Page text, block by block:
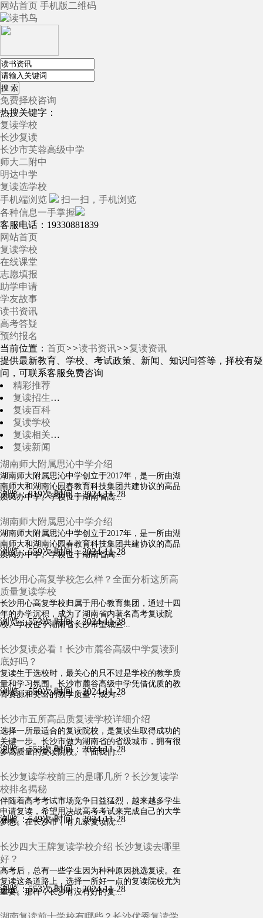
网站首页 手机版 二维码
免费择校咨询
热搜关键字：
复读学校
长沙复读
长沙市芙蓉高级中学
师大二附中
明达中学
复读选学校
手机端浏览
扫一扫，手机浏览
各种信息一手掌握
客服电话：19330881839
网站首页
复读学校
在线课堂
志愿填报
助学申请
学友故事
读书资讯
高考答疑
预约报名
当前位置： 首页>>读书资讯>>复读资讯
提供最新教育、学校、考试政策、新闻、知识问答等，择校有疑
问，可联系客服免费咨询
精彩推荐
复读招生简章
复读百科
复读学校
复读相关资讯
复读新闻
湖南师大附属思沁中学介绍
湖南师大附属思沁中学创立于2017年，是一所由湖
南师大和湖南沁园春教育科技集团共建协议的高品
质民办中学。学校位于湖南省高...
浏览：819次 时间：2024-11-28
湖南师大附属思沁中学介绍
湖南师大附属思沁中学创立于2017年，是一所由湖
南师大和湖南沁园春教育科技集团共建协议的高品
质民办中学。学校位于湖南省高...
浏览：559次 时间：2024-11-28
长沙用心高复学校怎么样？全面分析这所高
质量复读学校
长沙用心高复学校归属于用心教育集团，通过十四
年的办学沉积，成为了湖南省内著名高考复读院
校。学校位于湖南省长沙市望城区...
浏览：553次 时间：2024-11-28
长沙复读必看！长沙市麓谷高级中学复读到
底好吗？
复读生于选校时，最关心的只不过是学校的教学质
量和学习氛围。长沙市麓谷高级中学凭借优质的教
育资源和突出的教学质量，成为...
浏览：550次 时间：2024-11-28
长沙市五所高品质复读学校详细介绍
选择一所最适合的复读院校，是复读生取得成功的
关键一步。长沙市做为湖南省的省级城市，拥有很
多高质量的复读院校。下面我们...
浏览：553次 时间：2024-11-28
长沙复读学校前三的是哪几所？长沙复读学
校排名揭秘
伴随着高考考试市场竞争日益猛烈，越来越多学生
申请复读，希望用决战高考考试来完成自己的大学
梦想。在长沙市，有几家复读院...
浏览：549次 时间：2024-11-28
长沙四大王牌复读学校介绍 长沙复读去哪里
好？
高考后，总有一些学生因为种种原因挑选复读。在
复读这条道路上，选择一所好一点的复读院校尤为
重要。那样，长沙有没有好的复...
浏览：553次 时间：2024-11-28